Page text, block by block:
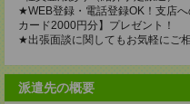
★WEB登録・電話登録OK！支店
カード2000円分】プレゼント！
★出張面談に関してもお気軽にご相
派遣先の概要